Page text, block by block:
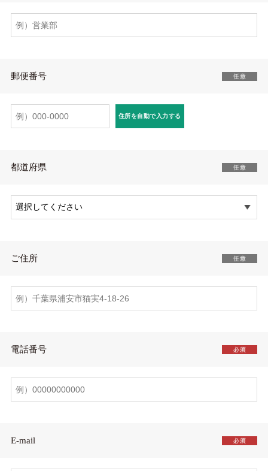
郵便番号
住所を自動で入力する
都道府県
ご住所
電話番号
E-mail